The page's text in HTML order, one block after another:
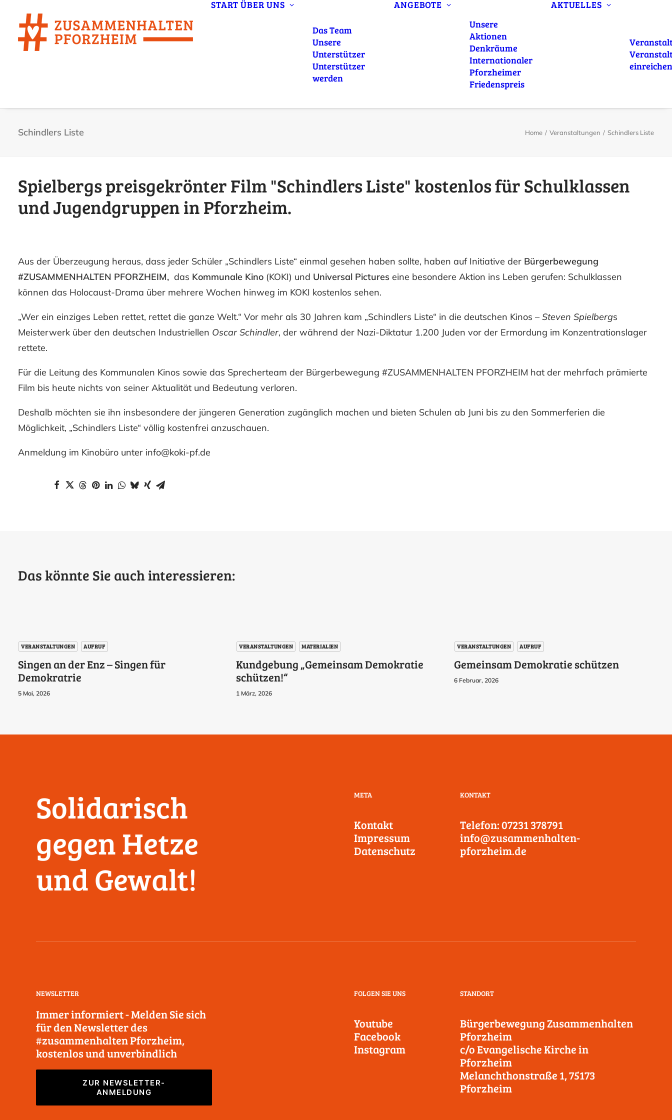
START ÜBER UNS
Das Team
Unsere
Unterstützer
Unterstützer
werden
ANGEBOTE
Unsere
Aktionen
Denkräume
Internationaler
Pforzheimer
Friedenspreis
AKTUELLES
einreichen
Schindlers Liste Home Veranstaltungen Schindlers Liste
Spielbergs preisgekrönter Film "Schindlers Liste" kostenlos für Schulklassen
und Jugendgruppen in Pforzheim.
Aus der Überzeugung heraus, dass jeder Schüler „Schindlers Liste“ einmal gesehen haben sollte, haben auf Initiative der Bürgerbewegung
#ZUSAMMENHALTEN PFORZHEIM, das Kommunale Kino (KOKI) und Universal Pictures eine besondere Aktion ins Leben gerufen: Schulklassen
können das Holocaust-Drama über mehrere Wochen hinweg im KOKI kostenlos sehen.
„Wer ein einziges Leben rettet, rettet die ganze Welt.“ Vor mehr als 30 Jahren kam „Schindlers Liste“ in die deutschen Kinos – Steven Spielbergs
Meisterwerk über den deutschen Industriellen Oscar Schindler, der während der Nazi-Diktatur 1.200 Juden vor der Ermordung im Konzentrationslager
rettete.
Für die Leitung des Kommunalen Kinos sowie das Sprecherteam der Bürgerbewegung #ZUSAMMENHALTEN PFORZHEIM hat der mehrfach prämierte
Film bis heute nichts von seiner Aktualität und Bedeutung verloren.
Deshalb möchten sie ihn insbesondere der jüngeren Generation zugänglich machen und bieten Schulen ab Juni bis zu den Sommerferien die
Möglichkeit, „Schindlers Liste“ völlig kostenfrei anzuschauen.
Anmeldung im Kinobüro unter info@koki-pf.de
Das könnte Sie auch interessieren:
VERANSTALTUNGEN AUFRUF
Singen an der Enz – Singen für
Demokratrie
5 Mai, 2026
VERANSTALTUNGEN MATERIALIEN
Kundgebung „Gemeinsam Demokratie
schützen!“
1 März, 2026
VERANSTALTUNGEN AUFRUF
Gemeinsam Demokratie schützen
6 Februar, 2026
Solidarisch
gegen Hetze
und Gewalt!
META
Kontakt
Impressum
Datenschutz
KONTAKT
Telefon: 07231 378791
info@zusammenhalten-
pforzheim.de
NEWSLETTER
Immer informiert - Melden Sie sich
für den Newsletter des
#zusammenhalten Pforzheim,
kostenlos und unverbindlich
ZUR NEWSLETTER-
ANMELDUNG
FOLGEN SIE UNS
Youtube
Facebook
Instagram
STANDORT
Bürgerbewegung Zusammenhalten
Pforzheim
c/o Evangelische Kirche in
Pforzheim
Melanchthonstraße 1, 75173
Pforzheim